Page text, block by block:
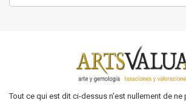
Tout ce qui est dit ci-dessus n'est nullement de ne